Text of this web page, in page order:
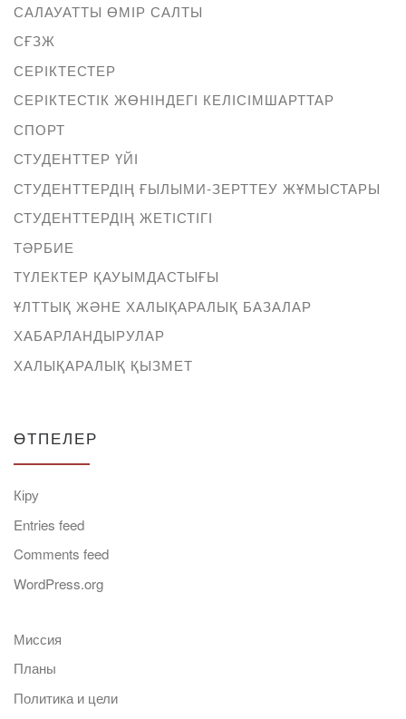
САЛАУАТТЫ ӨМІР САЛТЫ
СҒЗЖ
СЕРІКТЕСТЕР
СЕРІКТЕСТІК ЖӨНІНДЕГІ КЕЛІСІМШАРТТАР
СПОРТ
СТУДЕНТТЕР ҮЙІ
СТУДЕНТТЕРДІҢ ҒЫЛЫМИ-ЗЕРТТЕУ ЖҰМЫСТАРЫ
СТУДЕНТТЕРДІҢ ЖЕТІСТІГІ
ТӘРБИЕ
ТҮЛЕКТЕР ҚАУЫМДАСТЫҒЫ
ҰЛТТЫҚ ЖӘНЕ ХАЛЫҚАРАЛЫҚ БАЗАЛАР
ХАБАРЛАНДЫРУЛАР
ХАЛЫҚАРАЛЫҚ ҚЫЗМЕТ
ӨТПЕЛЕР
Кіру
Entries feed
Comments feed
WordPress.org
Миссия
Планы
Политика и цели